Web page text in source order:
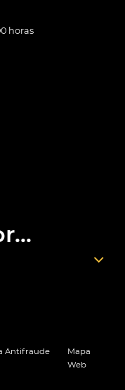
horas
Antifraude
Mapa
Web